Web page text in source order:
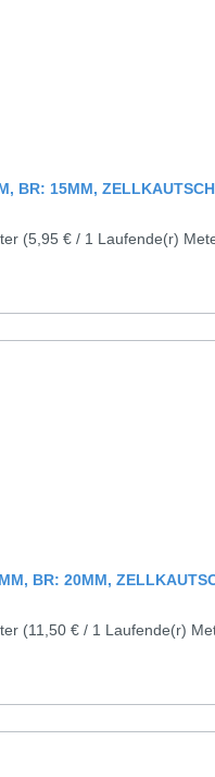
BR: 15MM,
(5,95 € / 1 Laufende(r)
BR: 20MM,
(11,50 € / 1 Laufende(r)